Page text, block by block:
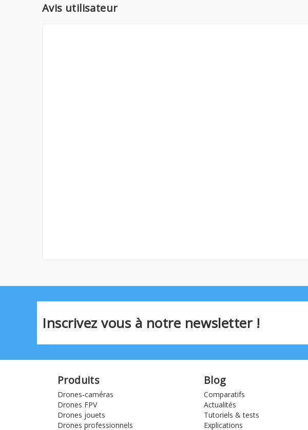
Avis utilisateur
Inscrivez vous à notre newsletter !
Produits
Drones-caméras
Drones FPV
Drones jouets
Drones professionnels
Blog
Comparatifs
Actualités
Tutoriels & tests
Explications